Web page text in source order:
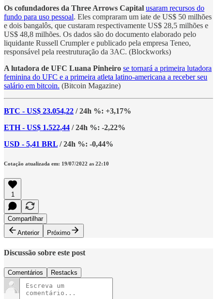
Os cofundadores da Three Arrows Capital usaram recursos do
fundo para uso pessoal. Eles compraram um iate de US$ 50 milhões
e dois bangalôs, que custaram respectivamente US$ 28,5 milhões e
US$ 48,8 milhões. Os dados são do documento elaborado pelo
liquidante Russell Crumpler e publicado pela empresa Teneo,
responsável pela reestruturação da 3AC. (Blockworks)
A lutadora de UFC Luana Pinheiro se tornará a primeira lutadora
feminina do UFC e a primeira atleta latino-americana a receber seu
salário em bitcoin. (Bitcoin Magazine)
BTC - US$ 23.054,22 / 24h %: +3,17%
ETH - US$ 1.522,44 / 24h %: -2,22%
USD - 5,41 BRL / 24h %: -0,44%
Cotação atualizada em: 19/07/2022 as 22:10
1
Compartilhar
Anterior
Próximo
Discussão sobre este post
Comentários Restacks